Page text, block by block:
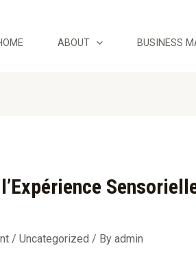
ABOUT BUSINESS
/ Uncategorized / By admin